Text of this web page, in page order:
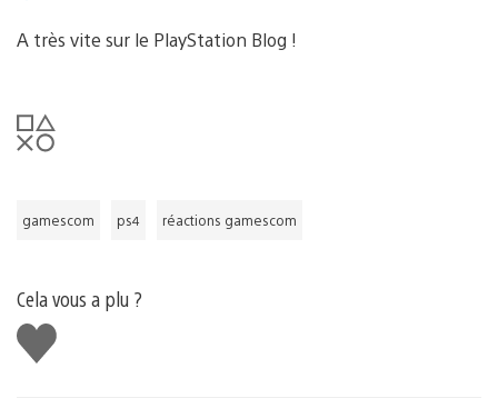
A très vite sur le PlayStation Blog !
gamescom ps4 réactions gamescom
Cela vous a plu ?
J'aime